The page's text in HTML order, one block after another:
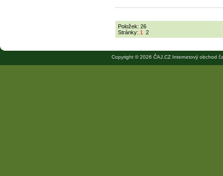
Položek: 26
Stránky: 1 2
Copyright © 2026 ČAJ.CZ Internetový obchod